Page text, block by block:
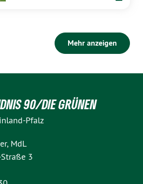
Mehr anzeigen
90/DIE GRÜNEN
Pfalz
MdL
3